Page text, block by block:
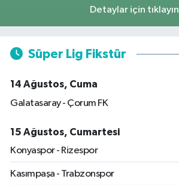
Detaylar için tıklayın
Süper Lig Fikstür
14 Ağustos, Cuma
Galatasaray - Çorum FK
15 Ağustos, Cumartesi
Konyaspor - Rizespor
Kasımpaşa - Trabzonspor